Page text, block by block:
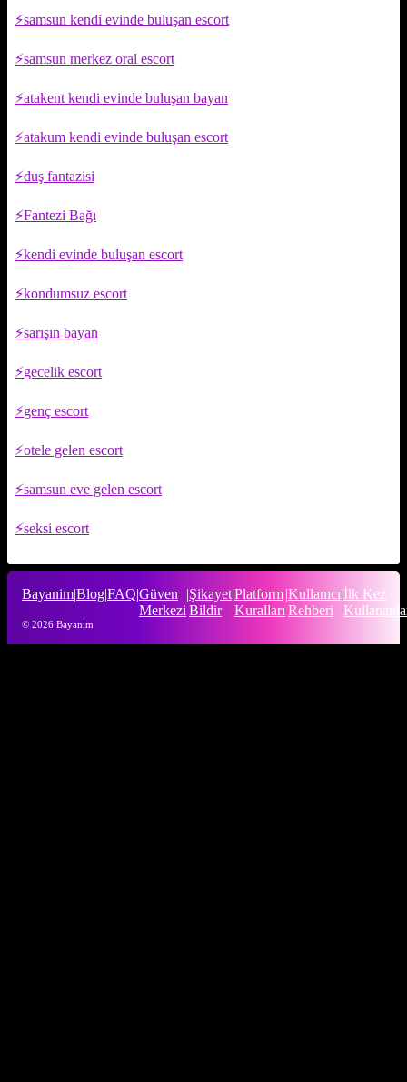
samsun kendi evinde buluşan escort
samsun merkez oral escort
atakent kendi evinde buluşan bayan
atakum kendi evinde buluşan escort
duş fantazisi
Fantezi Bağı
kendi evinde buluşan escort
kondumsuz escort
sarışın bayan
gecelik escort
genç escort
otele gelen escort
samsun eve gelen escort
seksi escort
Bayanim|Blog|FAQ|Güven
Merkezi
|Şikayet
Bildir
|Platform
Kuralları
|Kullanıcı
Rehberi
|İlk Kez
© 2026 Bayanim